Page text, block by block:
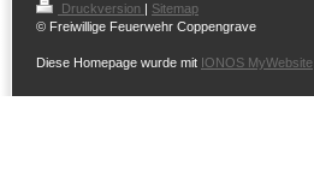
Druckversion
Sitemap
© Freiwillige Feuerwehr Coppengrave
Diese Homepage wurde mit IONOS MyWebsite